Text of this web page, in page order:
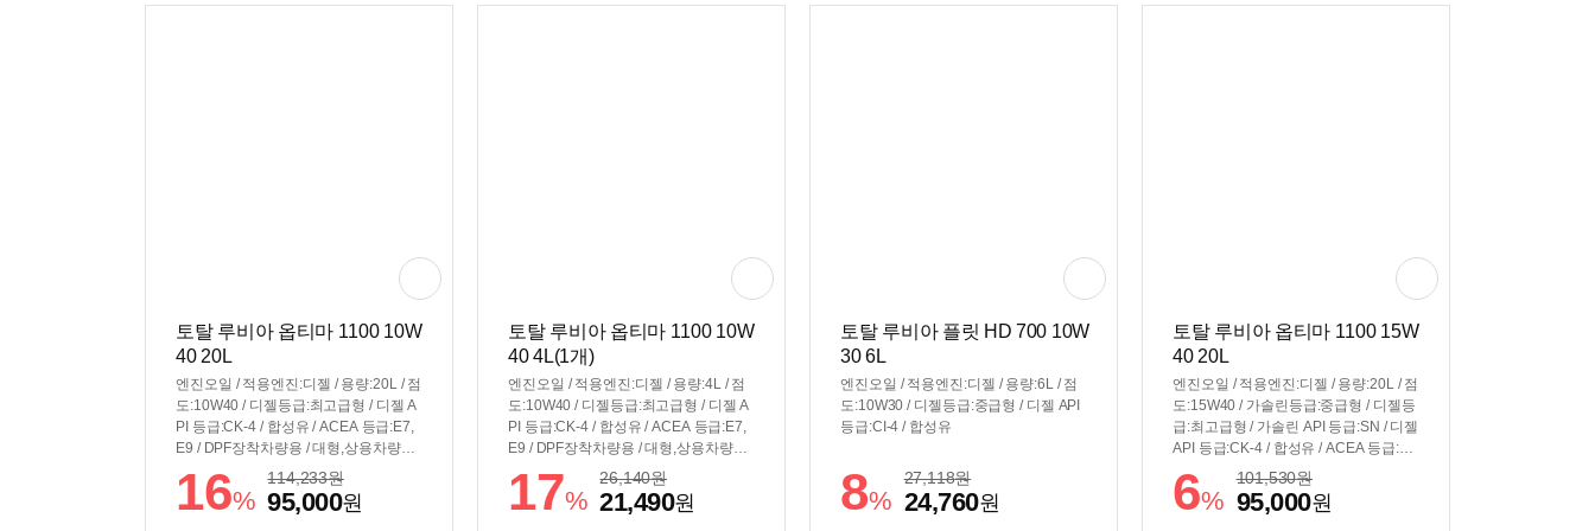
토탈 루비아 옵티마 1100 10W
40 20L
엔진오일 / 적용엔진:디젤 / 용량:20L / 점
도:10W40 / 디젤등급:최고급형 / 디젤 A
PI 등급:CK-4 / 합성유 / ACEA 등급:E7,
E9 / DPF장착차량용 / 대형,상용차량용 /
16%
114,233원
95,000원
토탈 루비아 옵티마 1100 10W
40 4L(1개)
엔진오일 / 적용엔진:디젤 / 용량:4L / 점
도:10W40 / 디젤등급:최고급형 / 디젤 A
PI 등급:CK-4 / 합성유 / ACEA 등급:E7,
E9 / DPF장착차량용 / 대형,상용차량용 /
17%
26,140원
21,490원
토탈 루비아 플릿 HD 700 10W
30 6L
엔진오일 / 적용엔진:디젤 / 용량:6L / 점
도:10W30 / 디젤등급:중급형 / 디젤 API
등급:CI-4 / 합성유
8%
27,118원
24,760원
토탈 루비아 옵티마 1100 15W
40 20L
엔진오일 / 적용엔진:디젤 / 용량:20L / 점
도:15W40 / 가솔린등급:중급형 / 디젤등
급:최고급형 / 가솔린 API 등급:SN / 디젤
API 등급:CK-4 / 합성유 / ACEA 등급:E
7,E9 / DPF장착차량용 / 대형,상용차량
용 / MB228.31
6%
101,530원
95,000원